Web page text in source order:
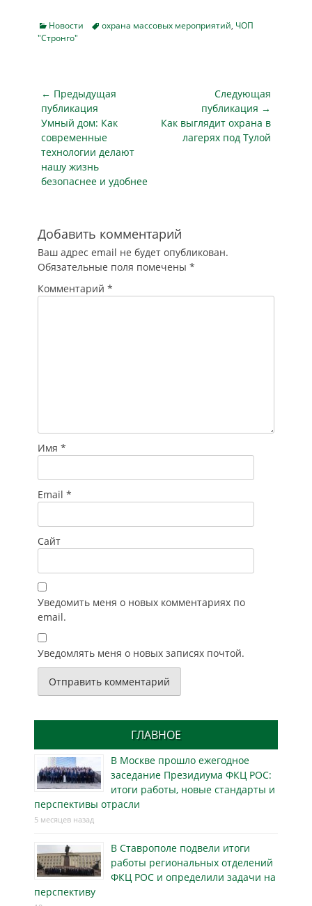
Categories
Новости Tagsохрана массовых мероприятий, ЧОП
"Стронго"
Навигация
по
записям
← Предыдущая
публикация
Предыдущая
публикация
Умный дом: Как
современные
технологии делают
нашу жизнь
безопаснее и удобнее
Следующая
публикация →
Следующая
публикация
Как выглядит охрана в
лагерях под Тулой
Добавить комментарий
Ваш адрес email не будет опубликован.
Обязательные поля помечены *
Комментарий *
Имя *
Email *
Сайт
Уведомить меня о новых комментариях по
email.
Уведомлять меня о новых записях почтой.
ГЛАВНОЕ
В Москве прошло ежегодное
заседание Президиума ФКЦ РОС:
итоги работы, новые стандарты и
перспективы отрасли
5 месяцев назад
В Ставрополе подвели итоги
работы региональных отделений
ФКЦ РОС и определили задачи на
перспективу